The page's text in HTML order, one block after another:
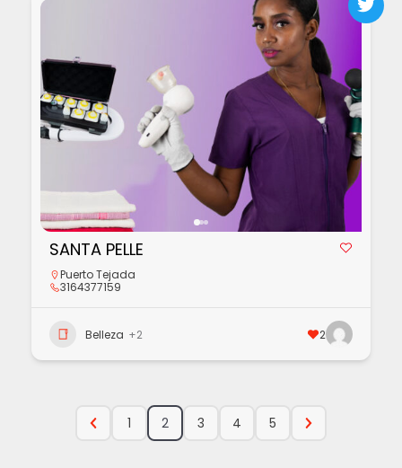
SANTA PELLE
Puerto Tejada
3164377159
Belleza +2 2
1 2 3 4 5